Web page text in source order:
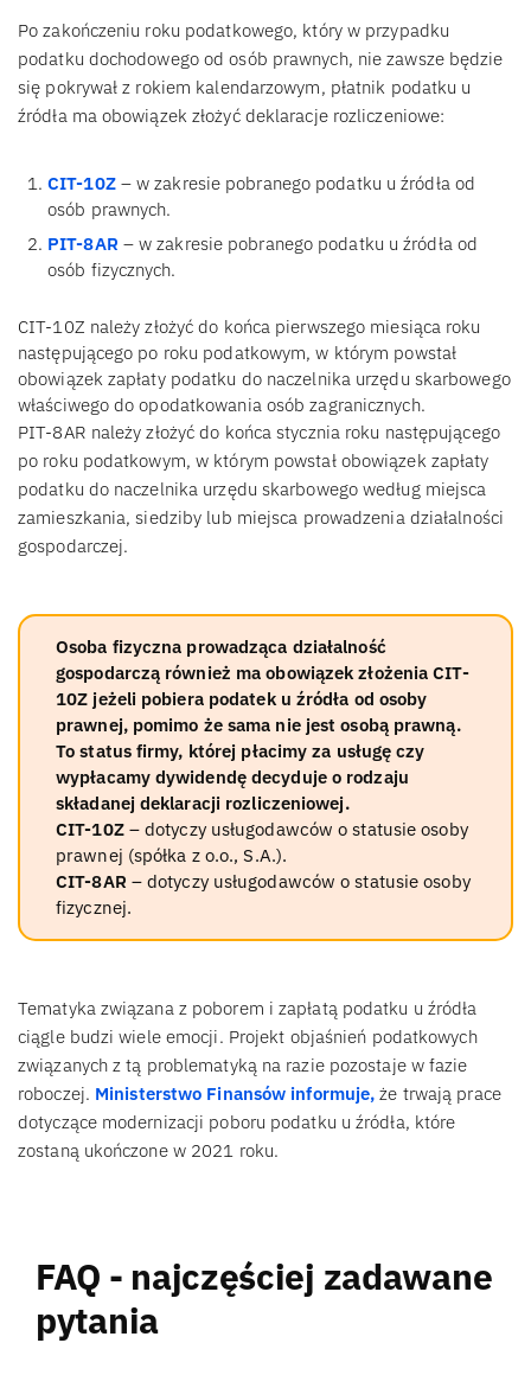
Po zakończeniu roku podatkowego, który w przypadku
podatku dochodowego od osób prawnych, nie zawsze będzie
się pokrywał z rokiem kalendarzowym, płatnik podatku u
źródła ma obowiązek złożyć deklaracje rozliczeniowe:
CIT-10Z– w zakresie pobranego podatku u źródła od
osób prawnych.
PIT-8AR – w zakresie pobranego podatku u źródła od
osób fizycznych.
CIT-10Z należy złożyć do końca pierwszego miesiąca roku
następującego po roku podatkowym, w którym powstał
obowiązek zapłaty podatku do naczelnika urzędu skarbowego
właściwego do opodatkowania osób zagranicznych.
PIT-8AR należy złożyć do końca stycznia roku następującego
po roku podatkowym, w którym powstał obowiązek zapłaty
podatku do naczelnika urzędu skarbowego według miejsca
zamieszkania, siedziby lub miejsca prowadzenia działalności
gospodarczej.
Osoba fizyczna prowadząca działalność
gospodarczą również ma obowiązek złożenia CIT-
10Z jeżeli pobiera podatek u źródła od osoby
prawnej, pomimo że sama nie jest osobą prawną.
To status firmy, której płacimy za usługę czy
wypłacamy dywidendę decyduje o rodzaju
składanej deklaracji rozliczeniowej.
CIT-10Z – dotyczy usługodawców o statusie osoby
prawnej (spółka z o.o., S.A.).
CIT-8AR – dotyczy usługodawców o statusie osoby
fizycznej.
Tematyka związana z poborem i zapłatą podatku u źródła
ciągle budzi wiele emocji. Projekt objaśnień podatkowych
związanych z tą problematyką na razie pozostaje w fazie
roboczej. Ministerstwo Finansów informuje, że trwają prace
dotyczące modernizacji poboru podatku u źródła, które
zostaną ukończone w 2021 roku.
FAQ - najczęściej zadawane
pytania